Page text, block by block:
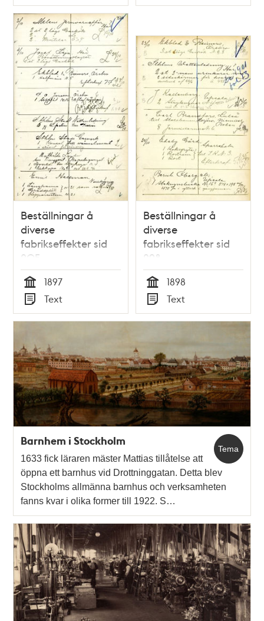
Typ Typ
Beställningar å
diverse
fabrikseffekter sid
205
Tid
1897
Typ
Text
Beställningar å
diverse
fabrikseffekter sid
298
Tid
1898
Typ
Text
Tema
Barnhem i Stockholm
1633 fick läraren mäster Mattias tillåtelse att
öppna ett barnhus vid Drottninggatan. Detta blev
Stockholms allmänna barnhus och verksamheten
fanns kvar i olika former till 1922. S…